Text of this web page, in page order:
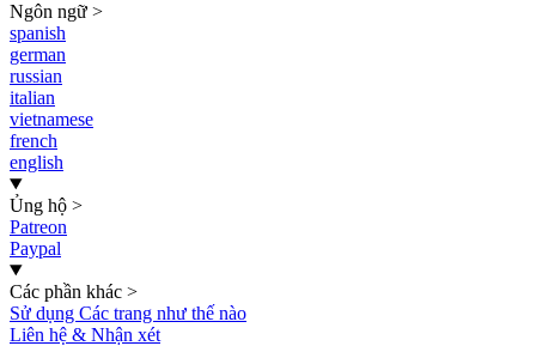
Ngôn ngữ >
spanish
german
russian
italian
vietnamese
french
english
Ủng hộ >
Patreon
Paypal
Các phần khác >
Sử dụng Các trang như thế nào
Liên hệ & Nhận xét